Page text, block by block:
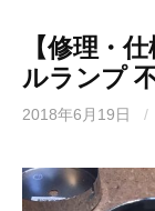
【修理・
ルランプ
2018年6月19日 /